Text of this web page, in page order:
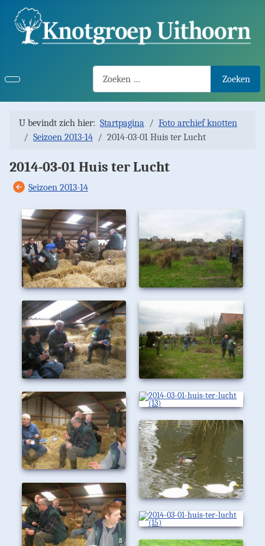
Zoeken
U bevindt zich hier: Startpagina
Foto archief knotten
Seizoen 2013-14
2014-03-01 Huis ter Lucht
2014-03-01 Huis ter Lucht
Seizoen 2013-14